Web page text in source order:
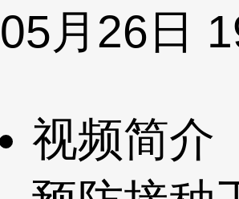
05月26日
视频简介